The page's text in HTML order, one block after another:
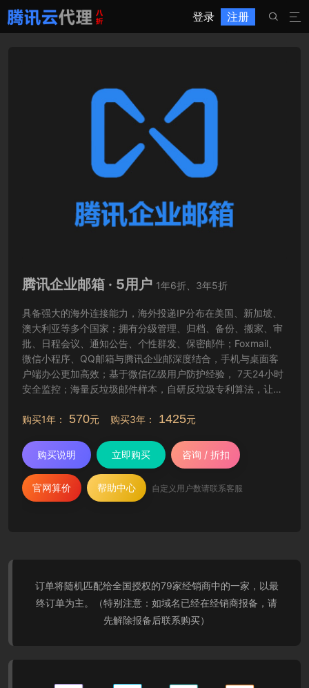
登录 注册 

腾讯企业邮箱 · 5用户 1年6折、3年5折
具备强大的海外连接能力，海外投递IP分布在美国、新加坡、
澳大利亚等多个国家；拥有分级管理、归档、备份、搬家、审
批、日程会议、通知公告、个性群发、保密邮件；Foxmail、
微信小程序、QQ邮箱与腾讯企业邮深度结合，手机与桌面客
户端办公更加高效；基于微信亿级用户防护经验， 7天24小时
安全监控；海量反垃圾邮件样本，自研反垃圾专利算法，让工
购买1年：
570元 购买3年： 1425元
购买说明 立即购买 咨询 / 折扣
官网算价 帮助中心 自定义用户数请联系客服
订单将随机匹配给全国授权的79家经销商中的一家，以最
终订单为主。（特别注意：如域名已经在经销商报备，请
先解除报备后联系购买）